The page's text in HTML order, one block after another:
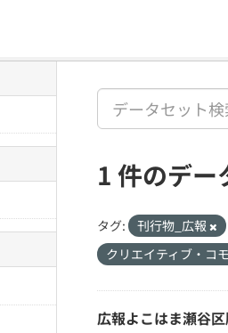
1 件のデー
タグ: 刊行物_広報
クリエイティブ・コ
広報よこはま瀬谷